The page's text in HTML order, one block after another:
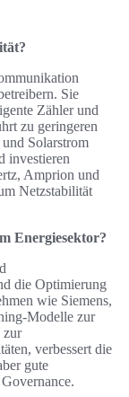
Sie
Zähler und
zu geringeren
Solarstrom
investieren
Amprion und
Netzstabilität
Energiesektor?
die Optimierung
wie Siemens,
Modelle zur
zur
verbessert die
gute